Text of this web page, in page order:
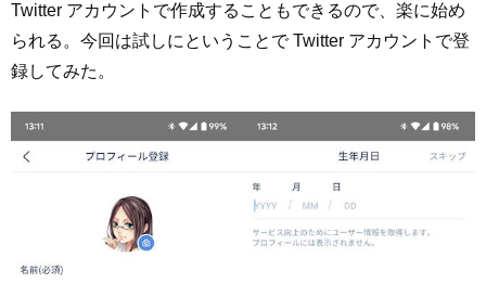
Twitter アカウントで作成することもできるので、楽に始め
られる。今回は試しにということで Twitter アカウントで登
録してみた。